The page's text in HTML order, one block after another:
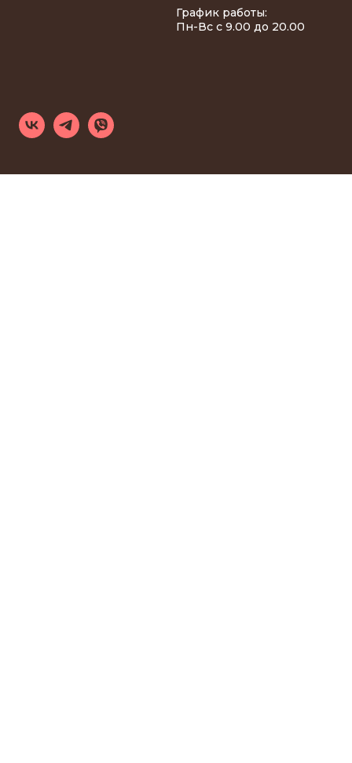
График работы:
Пн-Вс с 9.00 до 20.00